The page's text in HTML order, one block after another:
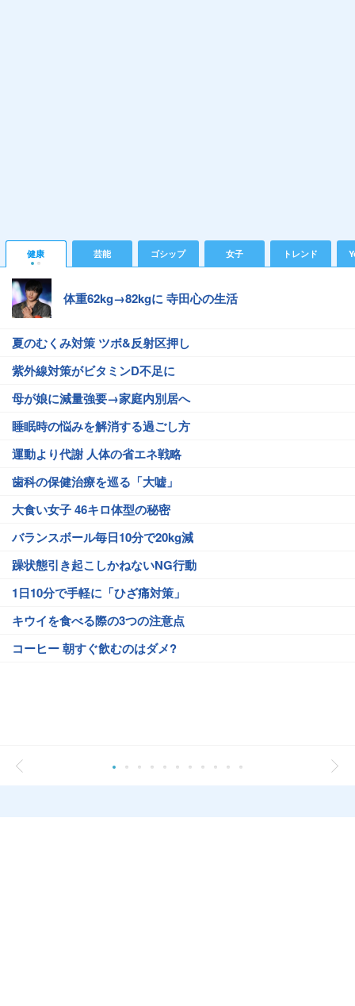
健康 芸能 ゴシップ 女子 トレンド
体重62kg→82kgに 寺田心の生活
夏のむくみ対策 ツボ&反射区押し
紫外線対策がビタミンD不足に
母が娘に減量強要→家庭内別居へ
睡眠時の悩みを解消する過ごし方
運動より代謝 人体の省エネ戦略
歯科の保健治療を巡る「大嘘」
大食い女子 46キロ体型の秘密
バランスボール毎日10分で20kg減
躁状態引き起こしかねないNG行動
1日10分で手軽に「ひざ痛対策」
キウイを食べる際の3つの注意点
コーヒー 朝すぐ飲むのはダメ?